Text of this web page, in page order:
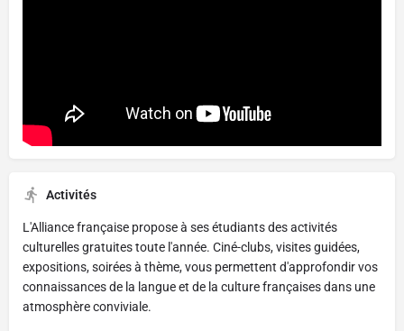
Activités
L'Alliance française propose à ses étudiants des activités
culturelles gratuites toute l'année. Ciné-clubs, visites guidées,
expositions, soirées à thème, vous permettent d'approfondir vos
connaissances de la langue et de la culture françaises dans une
atmosphère conviviale.